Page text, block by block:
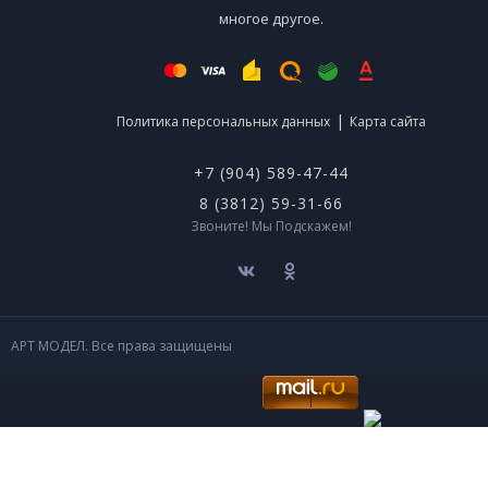
многое другое.
Политика персональных данных | Карта сайта
+7 (904) 589-47-44
8 (3812) 59-31-66
Звоните! Мы Подскажем!
АРТ МОДЕЛ. Все права защищены